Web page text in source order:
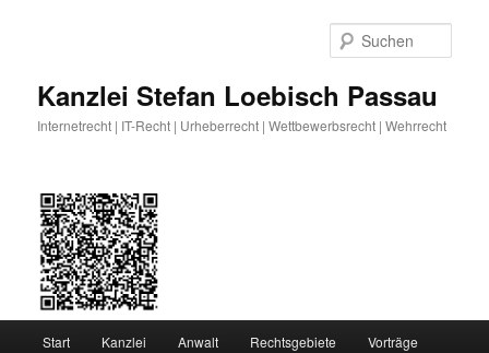
Kanzlei Stefan Loebisch Passau
Internetrecht | IT-Recht | Urheberrecht | Wettbewerbsrecht | Wehrrecht
Start Kanzlei Anwalt Rechtsgebiete Vorträge